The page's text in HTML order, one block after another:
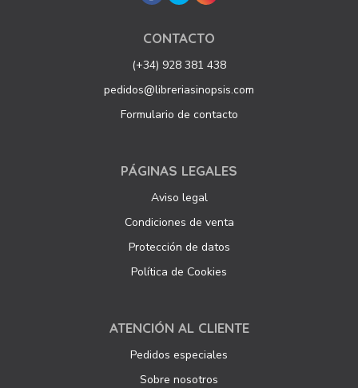
CONTACTO
(+34) 928 381 438
pedidos@libreriasinopsis.com
Formulario de contacto
PÁGINAS LEGALES
Aviso legal
Condiciones de venta
Protección de datos
Política de Cookies
ATENCIÓN AL CLIENTE
Pedidos especiales
Sobre nosotros